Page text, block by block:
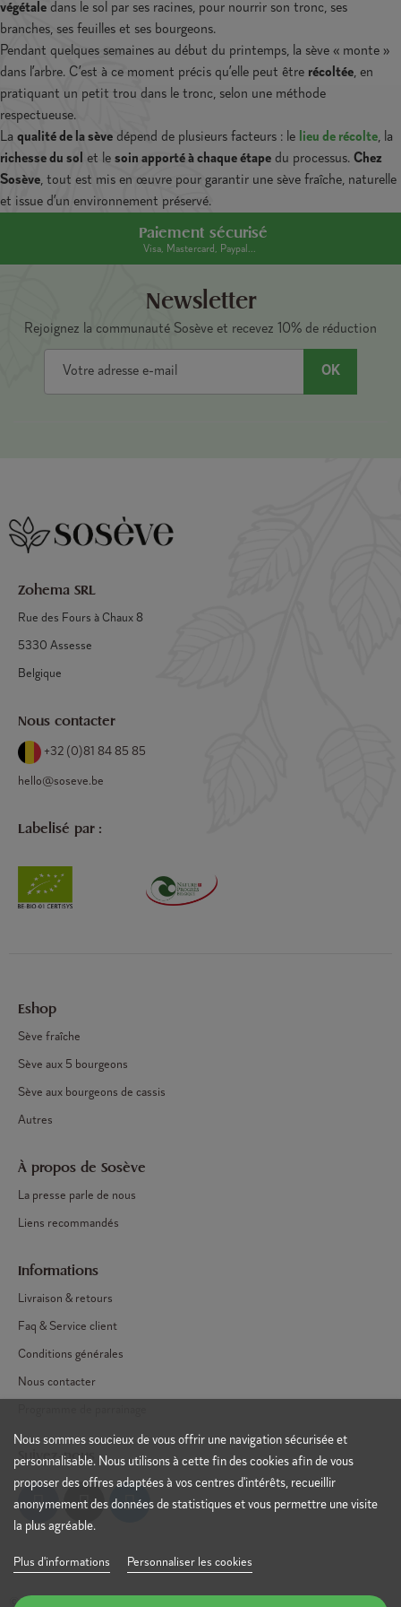
végétale dans le sol par ses racines, pour nourrir son tronc, ses
branches, ses feuilles et ses bourgeons.
Pendant quelques semaines au début du printemps, la sève « monte »
dans l’arbre. C’est à ce moment précis qu’elle peut être récoltée, en
pratiquant un petit trou dans le tronc, selon une méthode
respectueuse.
La qualité de la sève dépend de plusieurs facteurs : le lieu de récolte, la
richesse du sol et le soin apporté à chaque étape du processus. Chez
Sosève, tout est mis en œuvre pour garantir une sève fraîche, naturelle
et issue d’un environnement préservé.
Paiement sécurisé
Visa, Mastercard, Paypal...
Newsletter
Rejoignez la communauté Sosève et recevez 10% de réduction
OK
Zohema SRL
Rue des Fours à Chaux 8
5330 Assesse
Belgique
Nous contacter
+32 (0)81 84 85 85
hello@soseve.be
Labelisé par :
Eshop
Sève fraîche
Sève aux 5 bourgeons
Sève aux bourgeons de cassis
Autres
À propos de Sosève
La presse parle de nous
Liens recommandés
Informations
Livraison & retours
Faq & Service client
Conditions générales
Nous contacter
Suivez-nous
© Copyright 2025 - Sosève - TVA : 0635.868.157
Nous sommes soucieux de vous offrir une navigation sécurisée et
personnalisable. Nous utilisons à cette fin des cookies afin de vous
proposer des offres adaptées à vos centres d'intérêts, recueillir
anonymement des données de statistiques et vous permettre une visite
la plus agréable.
Plus d'informations Personnaliser les cookies